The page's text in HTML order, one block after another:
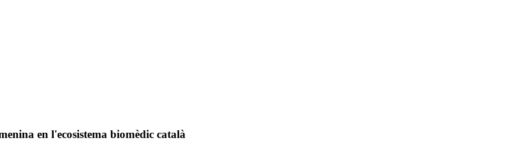
en l'ecosistema biomèdic català